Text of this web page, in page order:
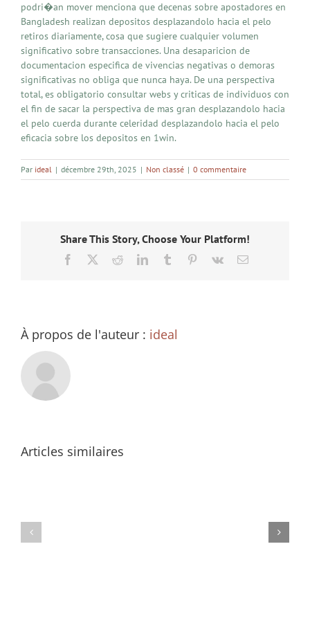
podri�an mover menciona que decenas sobre apostadores en
Bangladesh realizan depositos desplazandolo hacia el pelo
retiros diariamente, cosa que sugiere cualquier volumen
significativo sobre transacciones. Una desaparicion de
documentacion especifica de vivencias negativas o demoras
significativas no obliga que nunca haya. De una perspectiva
total, es obligatorio consultar webs y criticas de individuos con
el fin de sacar la perspectiva de mas gran desplazandolo hacia
el pelo cuerda durante celeridad desplazandolo hacia el pelo
eficacia sobre los depositos en 1win.
Par ideal | décembre 29th, 2025 | Non classé | 0 commentaire
Share This Story, Choose Your Platform!
Facebook RedditLinkedInTumblr Pinterest
Vk Email
À propos de l'auteur : ideal
Articles similaires